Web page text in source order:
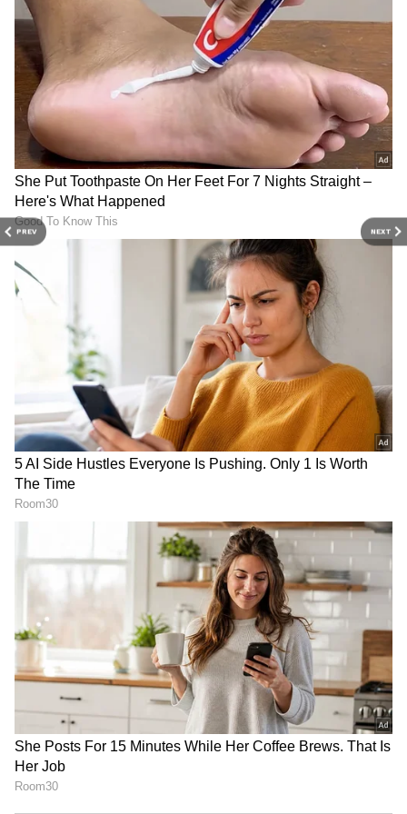
PREV NEXT
'A' எழுத்து ஏன் ஸ்பெஷல்?
பெயர் ஜோதிடத்தின்படி, 'A' என்பது ஆங்கில
எழுத்துக்களில் முதல் எழுத்தாகும். அதனால்
இது மிகவும் ஸ்பெஷலாகக்
கருதப்படுகிறது. 'A' எழுத்து தலைமைப்
பண்பு, தன்னம்பிக்கை, ஒரு புதிய
தொடக்கம் மற்றும் லட்சியம் ஆகியவற்றின்
சின்னமாகப் பார்க்கப்படுகிறது. 'A' என்ற
எழுத்தில் பெயர் தொடங்குபவர்கள்,
பொதுவாக தங்கள் இலக்குகளை
அடைவதில் தீவிரமாகவும், கடின
உழைப்பாளிகளாகவும் இருப்பார்கள்.
இவர்களிடம் கோபமும், தைரியமும்
அதிகமாகவே இருக்கும்.